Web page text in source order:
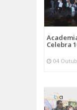
Celebra
04